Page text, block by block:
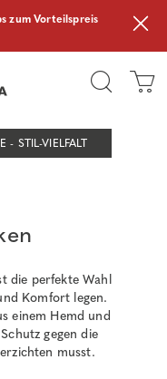
zum Vorteilspreis
STIL-VIELFALT
die perfekte Wahl
Komfort legen.
einem Hemd und
gegen die
musst.